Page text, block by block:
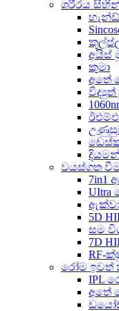
ශරීරය
අයිස්
කුමා
අතේ
වයස්ගත
7in1
5D
සම
7D
RF-
රෝම ඉවත්
IPL
අතේ